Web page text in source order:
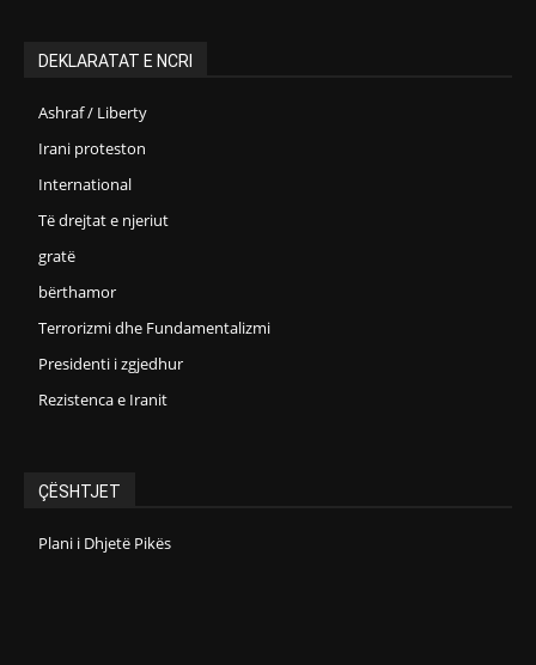
DEKLARATAT E NCRI
Ashraf / Liberty
Irani proteston
International
Të drejtat e njeriut
gratë
bërthamor
Terrorizmi dhe Fundamentalizmi
Presidenti i zgjedhur
Rezistenca e Iranit
ÇËSHTJET
Plani i Dhjetë Pikës